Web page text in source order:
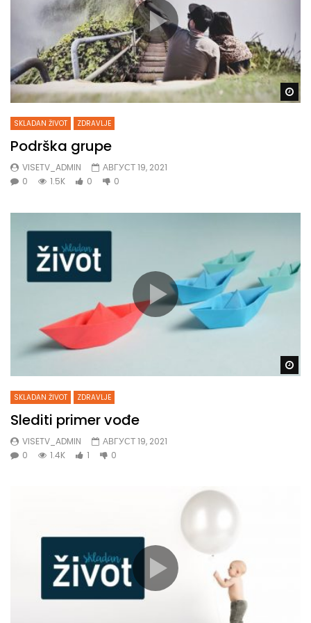
SKLADAN ŽIVOT ZDRAVLJE
Podrška grupe
VISETV_ADMIN
АВГУСТ 19, 2021
0
1.5K 0 0
SKLADAN ŽIVOT ZDRAVLJE
Slediti primer vođe
VISETV_ADMIN
АВГУСТ 19, 2021
0
1.4K 1 0